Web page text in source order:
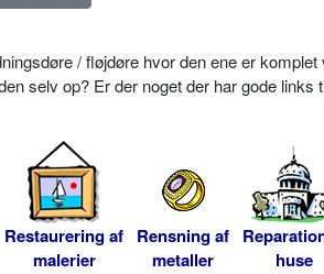
/ fløjdøre hvor den ene er
selv op? Er der noget der har gode links
Restaurering af
malerier
Rensning af
metaller
huse